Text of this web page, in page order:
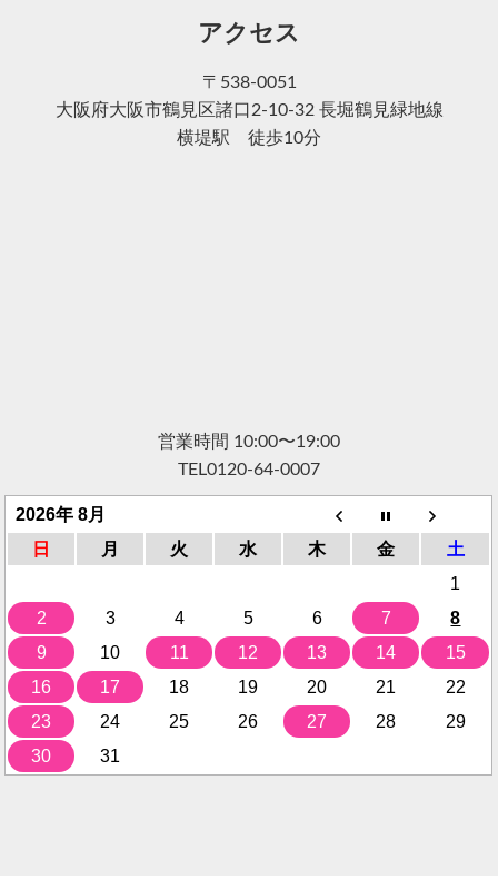
アクセス
〒538-0051
大阪府大阪市鶴見区諸口2-10-32 長堀鶴見緑地線
横堤駅 徒歩10分
営業時間 10:00〜19:00
TEL0120-64-0007
2026年 8月
日
月 火 水 木 金
土
1
2
3 4 5 6 7
8
9
10 11 12 13 14
15
16
17 18 19 20 21
22
23
24 25 26 27 28
29
30
31